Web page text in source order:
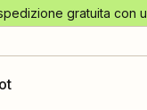
gratuita con